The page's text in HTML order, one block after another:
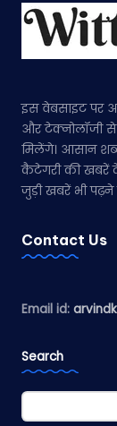
इस वेबसाइट पर
और टेक्नोलॉजी से
मिलेंगे। आसान
कैटेगरी की खबरें
जुड़ी खबरें भी पढ़ने
Contact Us
Email id:
Search